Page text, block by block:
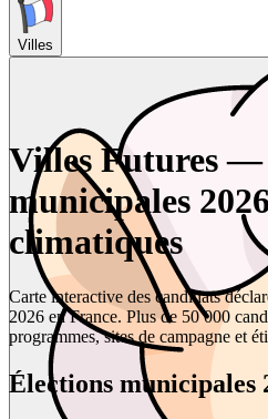
Villes
Villes Futures —
municipales
climatiques
Carte interactive des candidats
2026 en France. Plus de 50 000
programmes, sites de campagne et
Élections municipales